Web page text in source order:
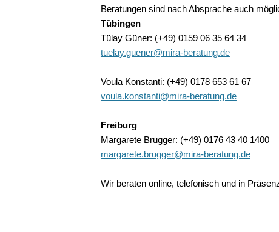
Beratungen sind nach Absprache auch
Tübingen
Tülay Güner: (+49) 0159 06 35 64 34
tuelay.guener@mira-beratung.de
Voula Konstanti: (+49) 0178 653 61 67
voula.konstanti@mira-beratung.de
Freiburg
Margarete Brugger: (+49) 0176 43 40 1400
margarete.brugger@mira-beratung.de
Wir beraten online, telefonisch und in